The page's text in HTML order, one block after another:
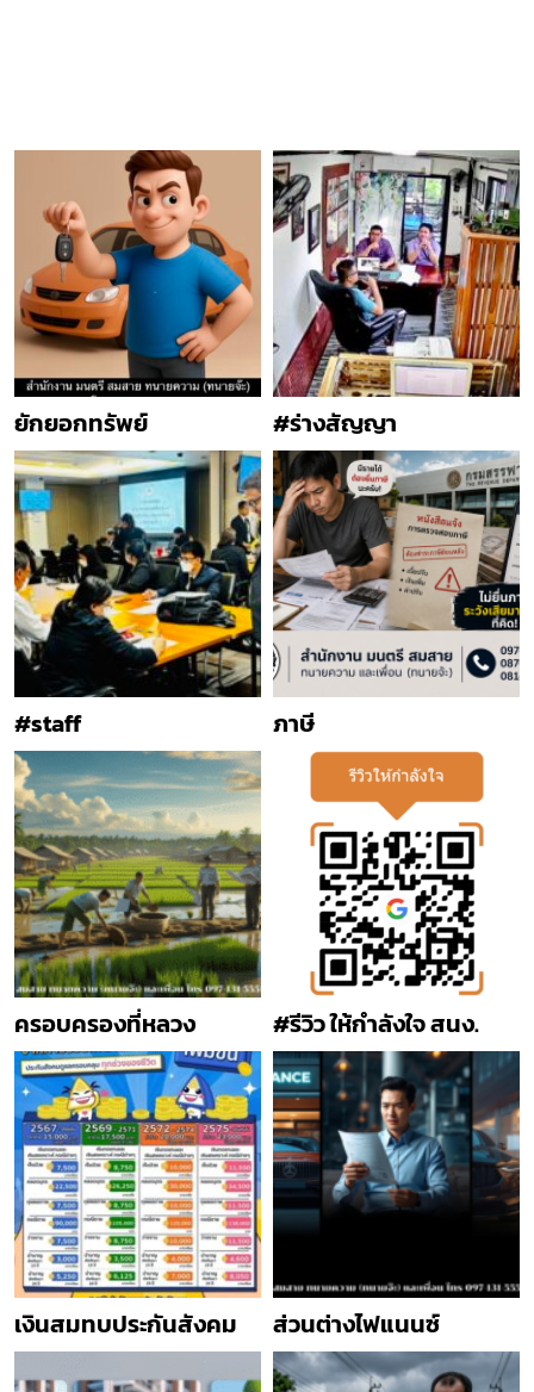
ยักยอกทรัพย์ #ร่างสัญญา
#staff ภาษี
ครอบครองที่หลวง #รีวิว ให้กำลังใจ สนง.
เงินสมทบประกันสังคม ส่วนต่างไฟแนนซ์